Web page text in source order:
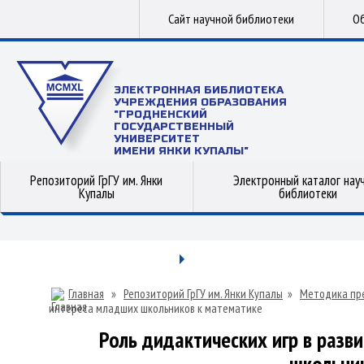
Сайт научной библиотеки
ЭЛЕКТРОННАЯ БИБЛИОТЕКА
УЧРЕЖДЕНИЯ ОБРАЗОВАНИЯ
"ГРОДНЕНСКИЙ
ГОСУДАРСТВЕННЫЙ
УНИВЕРСИТЕТ
ИМЕНИ ЯНКИ КУПАЛЫ"
Репозиторий ГрГУ им. Янки
Купалы
Электронный каталог
библиотеки
Главная » Репозиторий ГрГУ им. Янки Купалы » Методика
интереса младших школьников к математике
Роль дидактических игр в